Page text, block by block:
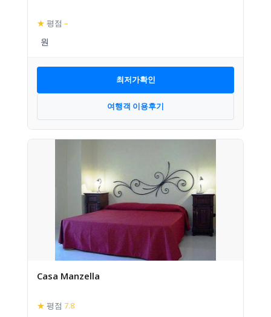
★ 평점 –
최저가확인
여행객 이용후기
Casa Manzella
★ 평점 7.8